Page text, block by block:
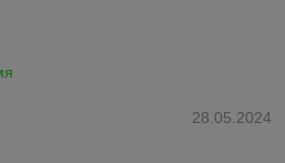
28.05.2024